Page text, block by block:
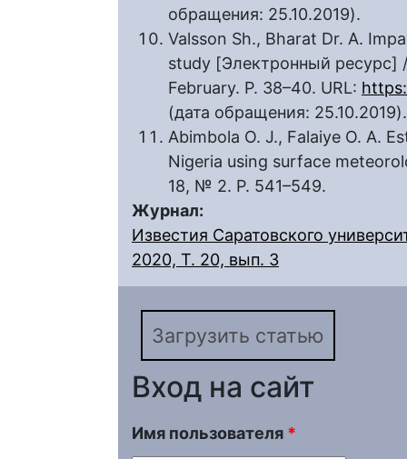
обращения: 25.10.2019).
Valsson Sh., Bharat Dr. A.
study [Электронный ресурс]
February. Р. 38–40. URL:
(дата обращения: 25.10.2019).
Abimbola O. J., Falaiye O. A.
Nigeria using surface
18, № 2. Р. 541–549.
Журнал:
Известия Саратовского
2020, Т. 20, вып. 3
Загрузить статью
Вход на сайт
Имя пользователя *